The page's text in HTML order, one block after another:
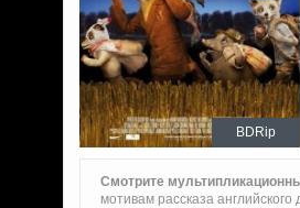
BDRip
Смотрите
мотивам рассказа